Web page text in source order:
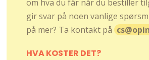
om hva du får når du bestiller
gir svar på noen vanlige
på mer? Ta kontakt på
HVA KOSTER DET?